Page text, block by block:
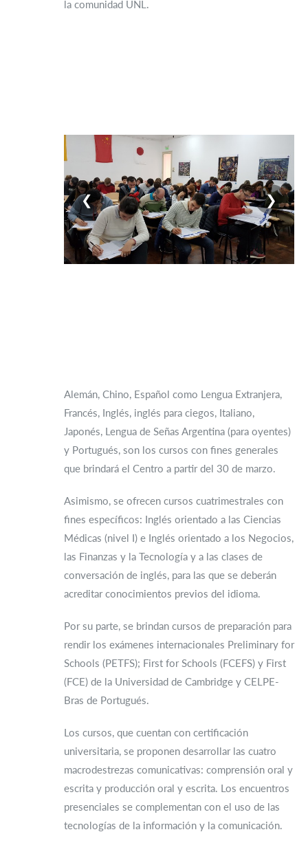
la comunidad UNL.
❮ ❯
Alemán, Chino, Español como Lengua Extranjera,
Francés, Inglés, inglés para ciegos, Italiano,
Japonés, Lengua de Señas Argentina (para oyentes)
y Portugués, son los cursos con fines generales
que brindará el Centro a partir del 30 de marzo.
Asimismo, se ofrecen cursos cuatrimestrales con
fines específicos: Inglés orientado a las Ciencias
Médicas (nivel I) e Inglés orientado a los Negocios,
las Finanzas y la Tecnología y a las clases de
conversación de inglés, para las que se deberán
acreditar conocimientos previos del idioma.
Por su parte, se brindan cursos de preparación para
rendir los exámenes internacionales Preliminary for
Schools (PETFS); First for Schools (FCEFS) y First
(FCE) de la Universidad de Cambridge y CELPE-
Bras de Portugués.
Los cursos, que cuentan con certificación
universitaria, se proponen desarrollar las cuatro
macrodestrezas comunicativas: comprensión oral y
escrita y producción oral y escrita. Los encuentros
presenciales se complementan con el uso de las
tecnologías de la información y la comunicación.